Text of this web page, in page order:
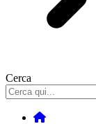
Cerca